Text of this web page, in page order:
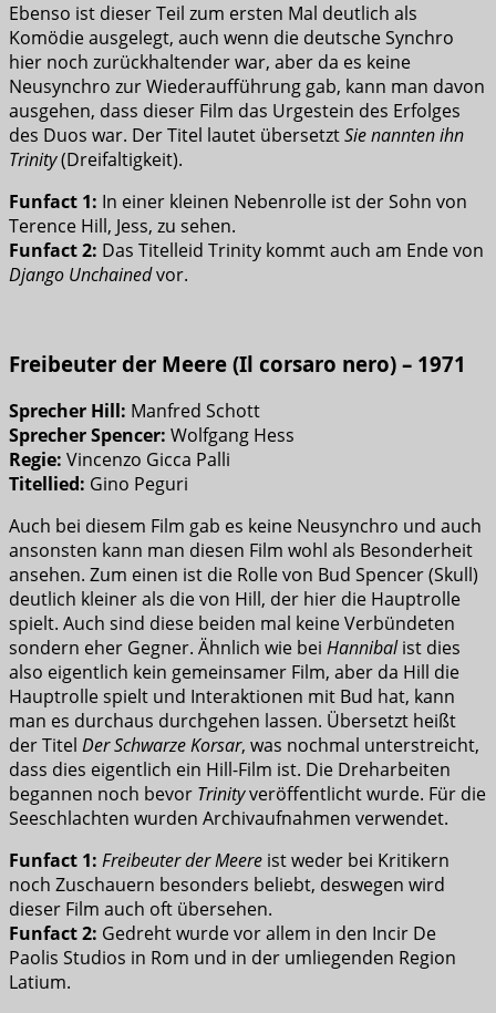
Ebenso ist dieser Teil zum ersten Mal deutlich als
Komödie ausgelegt, auch wenn die deutsche Synchro
hier noch zurückhaltender war, aber da es keine
Neusynchro zur Wiederaufführung gab, kann man davon
ausgehen, dass dieser Film das Urgestein des Erfolges
des Duos war. Der Titel lautet übersetztSie nannten ihn
Trinity(Dreifaltigkeit).
Funfact 1: In einer kleinen Nebenrolle ist der Sohn von
Terence Hill, Jess, zu sehen.
Funfact 2: Das Titelleid Trinity kommt auch am Ende von
Django Unchainedvor.
Freibeuter der Meere (Il corsaro nero) – 1971
Sprecher Hill: Manfred Schott
Sprecher Spencer: Wolfgang Hess
Regie: Vincenzo Gicca Palli
Titellied: Gino Peguri
Auch bei diesem Film gab es keine Neusynchro und auch
ansonsten kann man diesen Film wohl als Besonderheit
ansehen. Zum einen ist die Rolle von Bud Spencer (Skull)
deutlich kleiner als die von Hill, der hier die Hauptrolle
spielt. Auch sind diese beiden mal keine Verbündeten
sondern eher Gegner. Ähnlich wie bei Hannibalist dies
also eigentlich kein gemeinsamer Film, aber da Hill die
Hauptrolle spielt und Interaktionen mit Bud hat, kann
man es durchaus durchgehen lassen. Übersetzt heißt
der Titel Der Schwarze Korsar, was nochmal unterstreicht,
dass dies eigentlich ein Hill-Film ist. Die Dreharbeiten
begannen noch bevor Trinityveröffentlicht wurde. Für die
Seeschlachten wurden Archivaufnahmen verwendet.
Funfact 1: Freibeuter der Meere ist weder bei Kritikern
noch Zuschauern besonders beliebt, deswegen wird
dieser Film auch oft übersehen.
Funfact 2: Gedreht wurde vor allem in den Incir De
Paolis Studios in Rom und in der umliegenden Region
Latium.